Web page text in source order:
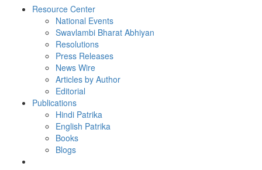
Resource Center
National Events
Swavlambi Bharat Abhiyan
Resolutions
Press Releases
News Wire
Articles by Author
Editorial
Publications
Hindi Patrika
English Patrika
Books
Blogs